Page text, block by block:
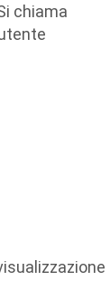
chiama